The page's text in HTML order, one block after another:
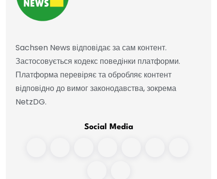
Sachsen News відповідає за сам контент.
Застосовується кодекс поведінки платформи.
Платформа перевіряє та обробляє контент
відповідно до вимог законодавства, зокрема
NetzDG.
Social Media